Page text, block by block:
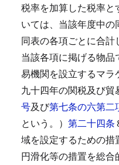
税率を加算した税率と
いては、当該年度中
同表の各項ごとに合
当該各項に掲げる物
易機関を設立するマ
九十四年の関税及び
号及び第七条の六第二
という。） 第二十四条
域を設定するための
円滑化等の措置を総合